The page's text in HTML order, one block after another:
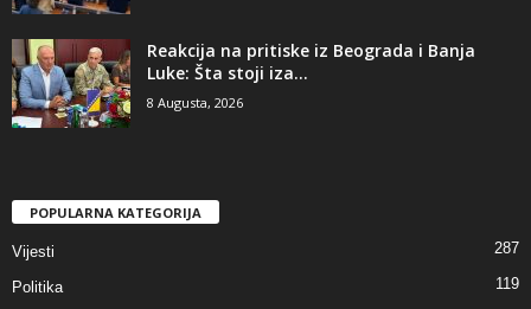
Reakcija na pritiske iz Beograda i Banja
Luke: Šta stoji iza...
8 Augusta, 2026
POPULARNA KATEGORIJA
Vijesti 287
Politika 119